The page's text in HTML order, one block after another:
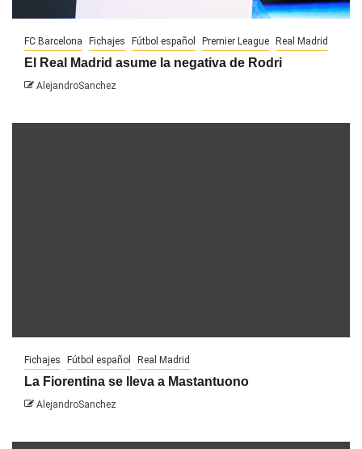
FC Barcelona Fichajes Fútbol español Premier League Real Madrid
El Real Madrid asume la negativa de Rodri
AlejandroSanchez
Fichajes Fútbol español Real Madrid
La Fiorentina se lleva a Mastantuono
AlejandroSanchez